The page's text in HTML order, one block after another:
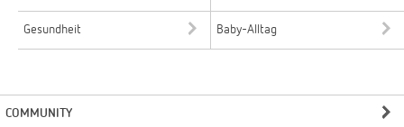
Gesundheit Baby-Alltag
COMMUNITY